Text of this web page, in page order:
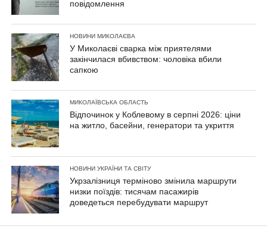
повідомлення
НОВИНИ МИКОЛАЄВА
У Миколаєві сварка між приятелями
закінчилася вбивством: чоловіка вбили
сапкою
МИКОЛАЇВСЬКА ОБЛАСТЬ
Відпочинок у Коблевому в серпні 2026: ціни
на житло, басейни, генератори та укриття
НОВИНИ УКРАЇНИ ТА СВІТУ
Укрзалізниця терміново змінила маршрути
низки поїздів: тисячам пасажирів
доведеться перебудувати маршрут